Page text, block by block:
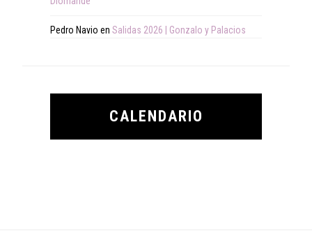
Pedro Navio en Salidas 2026 | Gonzalo y Palacios
CALENDARIO